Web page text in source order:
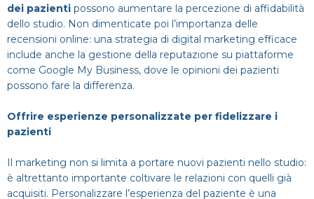
dei pazienti possono aumentare la percezione di affidabilità
dello studio. Non dimenticate poi l’importanza delle
recensioni online: una strategia di digital marketing efficace
include anche la gestione della reputazione su piattaforme
come Google My Business, dove le opinioni dei pazienti
possono fare la differenza.
Offrire esperienze personalizzate per fidelizzare i
pazienti
Il marketing non si limita a portare nuovi pazienti nello studio:
è altrettanto importante coltivare le relazioni con quelli già
acquisiti. Personalizzare l’esperienza del paziente è una